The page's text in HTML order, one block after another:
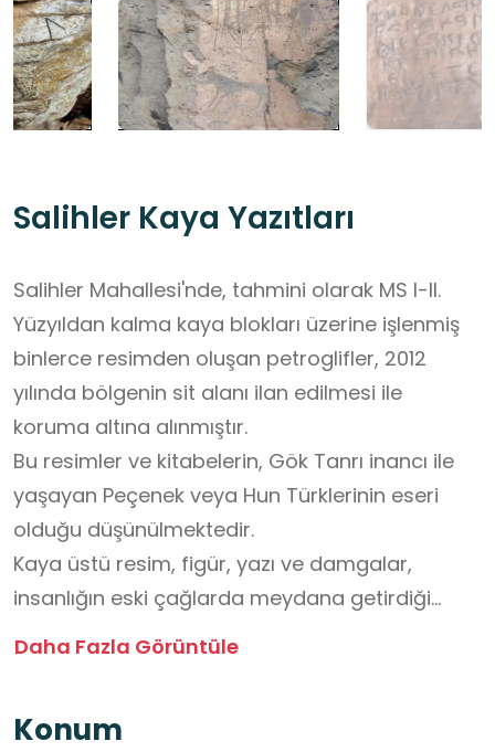
Salihler Kaya Yazıtları
Salihler Mahallesi'nde, tahmini olarak MS I-II.
Yüzyıldan kalma kaya blokları üzerine işlenmiş
binlerce resimden oluşan petroglifler, 2012
yılında bölgenin sit alanı ilan edilmesi ile
koruma altına alınmıştır.
Bu resimler ve kitabelerin, Gök Tanrı inancı ile
yaşayan Peçenek veya Hun Türklerinin eseri
olduğu düşünülmektedir.
Kaya üstü resim, figür, yazı ve damgalar,
insanlığın eski çağlarda meydana getirdiği
tarih, kültür ve sanat ürünleri olmalarından
faaliyetlerini ve evreni algılama biçimlerini
Daha Fazla Görüntüle
Konum